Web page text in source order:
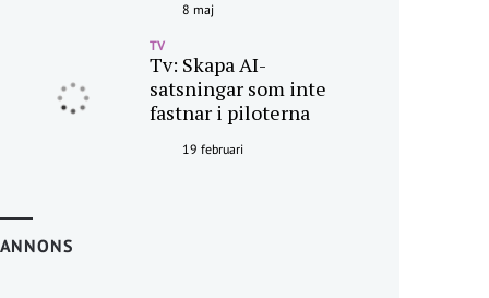
8 maj
TV
Tv: Skapa AI-
satsningar som inte
fastnar i piloterna
19 februari
ANNONS